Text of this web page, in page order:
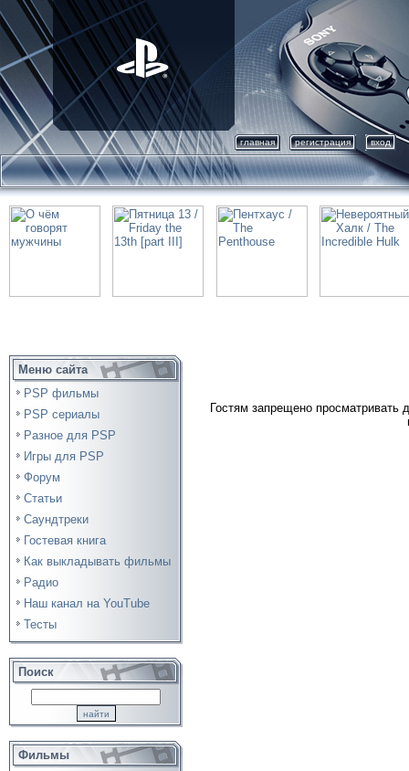
главная регистрация вход
Меню сайта
PSP фильмы
PSP сериалы
Разное для PSP
Игры для PSP
Форум
Статьи
Саундтреки
Гостевая книга
Как выкладывать фильмы
Радио
Наш канал на YouTube
Тесты
Поиск
Фильмы
Гостям запрещено просматривать